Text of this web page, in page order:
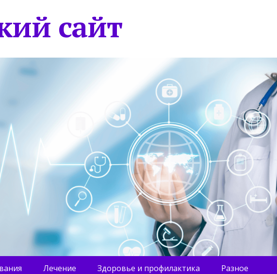
сайт
Лечение Здоровье и профилактика Разное